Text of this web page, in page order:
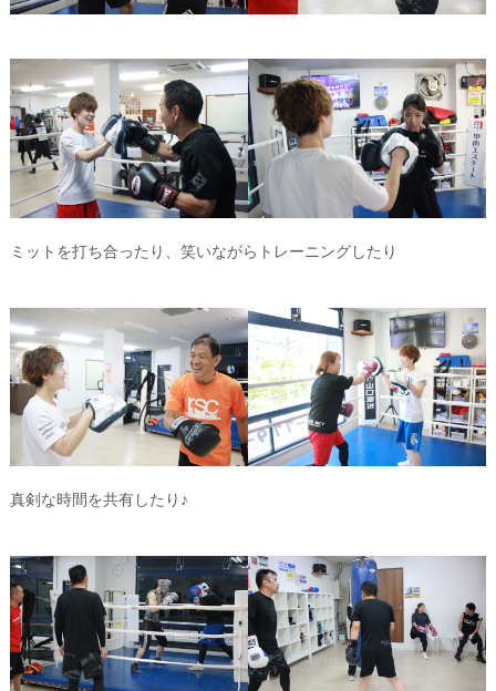
ミットを打ち合ったり、笑いながらトレーニングしたり
真剣な時間を共有したり♪